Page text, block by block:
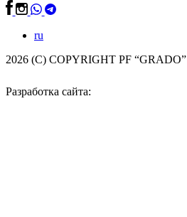
ru
2026 (С) COPYRIGHT PF “GRADO”
Разработка сайта: